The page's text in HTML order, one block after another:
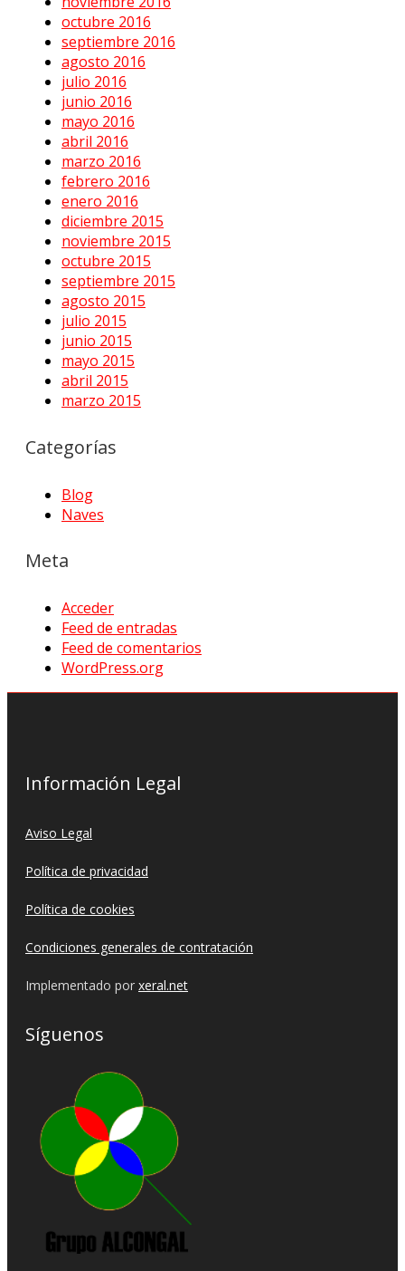
octubre 2016
septiembre 2016
agosto 2016
julio 2016
junio 2016
mayo 2016
abril 2016
marzo 2016
febrero 2016
enero 2016
diciembre 2015
noviembre 2015
octubre 2015
septiembre 2015
agosto 2015
julio 2015
junio 2015
mayo 2015
abril 2015
marzo 2015
Categorías
Blog
Naves
Meta
Acceder
Feed de entradas
Feed de comentarios
WordPress.org
Información Legal
Aviso Legal
Política de privacidad
Política de cookies
Condiciones generales de contratación
Implementado por xeral.net
Síguenos